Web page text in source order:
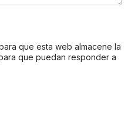
que esta web almacene la
que puedan responder a